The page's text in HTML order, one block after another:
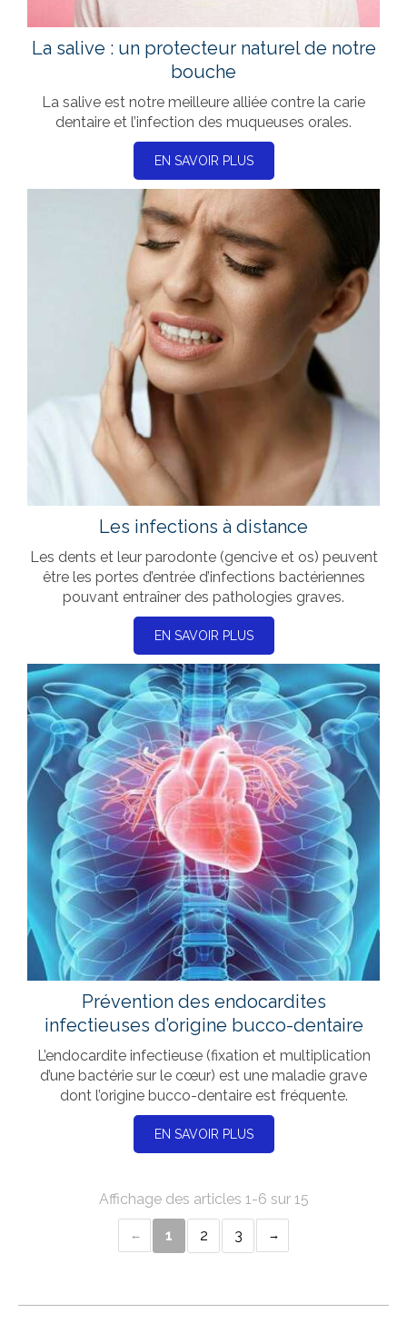
La salive : un protecteur naturel de notre
bouche
La salive est notre meilleure alliée contre la carie
dentaire et l’infection des muqueuses orales.
EN SAVOIR PLUS
Les infections à distance
Les dents et leur parodonte (gencive et os) peuvent
être les portes d’entrée d’infections bactériennes
pouvant entraîner des pathologies graves.
EN SAVOIR PLUS
Prévention des endocardites
infectieuses d’origine bucco-dentaire
L’endocardite infectieuse (fixation et multiplication
d’une bactérie sur le cœur) est une maladie grave
dont l’origine bucco-dentaire est fréquente.
EN SAVOIR PLUS
Affichage des articles 1-6 sur 15
1 2 3